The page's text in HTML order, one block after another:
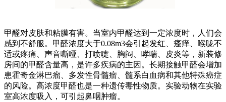
甲醛对皮肤和粘膜有害。当室内甲醛达到一定浓度时，人们会
感到不舒服。甲醛浓度大于0.08m3会引起发红、瘙痒、喉咙不
适或疼痛、声音嘶哑、打喷嚏、胸闷、哮喘、皮炎等，新装修
房间的甲醛含量高，是许多疾病的主因。长期接触甲醛会增加
患霍奇金淋巴瘤、多发性骨髓瘤、髓系白血病和其他特殊癌症
的风险。高浓度甲醛也是一种遗传毒性物质。实验动物在实验
室高浓度吸入，可引起鼻咽肿瘤。